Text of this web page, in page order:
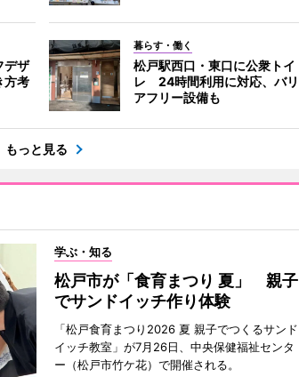
デザ
考
暮らす・働く
松戸駅西口・東口に公衆トイ
レ 24時間利用に対応、バリ
アフリー設備も
もっと見る
学ぶ・知る
松戸市が「食育まつり 夏」 親子
でサンドイッチ作り体験
「松戸食育まつり2026 夏 親子でつくるサンド
イッチ教室」が7月26日、中央保健福祉センタ
ー（松戸市竹ケ花）で開催される。